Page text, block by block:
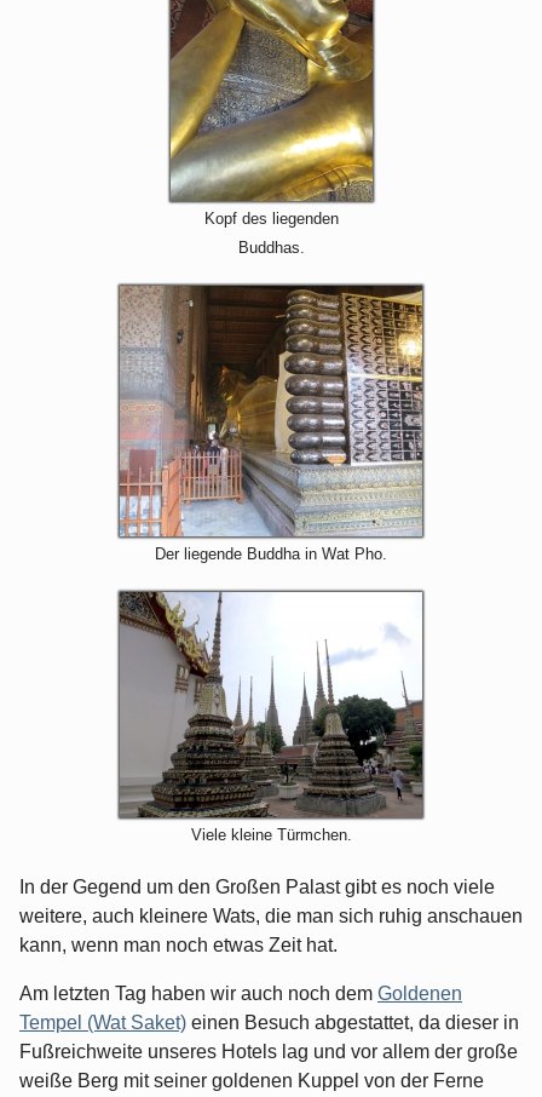
Kopf des liegenden
Buddhas.
Der liegende Buddha in Wat Pho.
Viele kleine Türmchen.
In der Gegend um den Großen Palast gibt es noch viele
weitere, auch kleinere Wats, die man sich ruhig anschauen
kann, wenn man noch etwas Zeit hat.
Am letzten Tag haben wir auch noch dem Goldenen
Tempel (Wat Saket) einen Besuch abgestattet, da dieser in
Fußreichweite unseres Hotels lag und vor allem der große
weiße Berg mit seiner goldenen Kuppel von der Ferne